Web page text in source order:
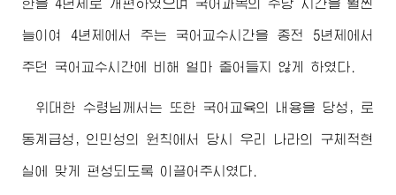
한을 4년제로 개편하였으며 국어과목의 주당 시간을 훨씬
늘이여 4년제에서 주는 국어교수시간을 종전 5년제에서
주던 국어교수시간에 비해 얼마 줄어들지 않게 하였다.
위대한 수령님 께서는 또한 국어교육의 내용을 당성, 로
동계급성, 인민성의 원칙에서 당시 우리 나라의 구체적현
실에 맞게 편성되도록 이끌어주시였다.